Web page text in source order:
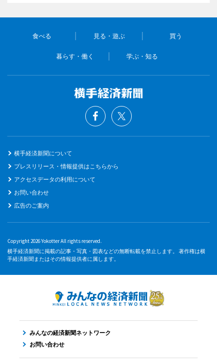
食べる 見る・遊ぶ 買う
暮らす・働く 学ぶ・知る
横手経済新聞について
プレスリリース・情報提供はこちらから
アクセスデータの利用について
お問い合わせ
広告のご案内
Copyright 2026 Yokotter All rights reserved.
横手経済新聞に掲載の記事・写真・図表などの無断転載を禁止します。 著作権は横
手経済新聞またはその情報提供者に属します。
みんなの経済新聞ネットワーク
お問い合わせ